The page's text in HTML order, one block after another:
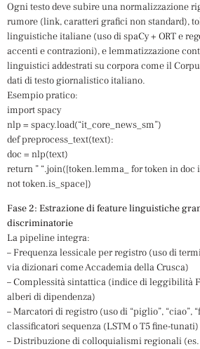
Ogni testo deve subire una normalizzazione
rumore (link, caratteri grafici non standard),
linguistiche italiane (uso di spaCy + ORT e
accenti e contrazioni), e lemmatizzazione
linguistici addestrati su corpora come il
dati di testo giornalistico italiano.
Esempio pratico:
import spacy
nlp = spacy.load(“it_core_news_sm”)
def preprocess_text(text):
doc = nlp(text)
return ” “.join([token.lemma_ for token in
not token.is_space])
Fase 2: Estrazione di feature linguistiche
discriminatorie
La pipeline integra:
– Frequenza lessicale per registro (uso di
via dizionari come Accademia della Crusca)
– Complessità sintattica (indice di leggibilità
alberi di dipendenza)
– Marcatori di registro (uso di “piglio”, “ciao”,
classificatori sequenza (LSTM o T5 fine-tunati)
– Distribuzione di colloquialismi regionali (es.